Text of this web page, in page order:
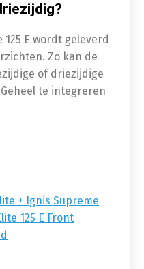
125 E wordt geleverd
Zo kan de
of driezijdige
te integreren
+ Ignis Supreme
125 E Front